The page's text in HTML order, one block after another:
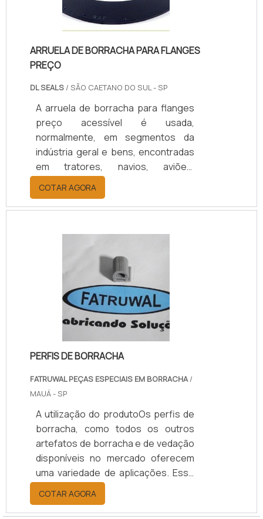
quanto para a produzir palheta de
TVE para bomb.
ARRUELA DE BORRACHA PARA FLANGES
PREÇO
DL SEALS / SÃO CAETANO DO SUL - SP
A arruela de borracha para flanges
preço acessível é usada,
normalmente, em segmentos da
indústria geral e bens, encontradas
em tratores, navios, aviões,
automóveis, entre outros
equipamentos. O produto pode ser
fabricado, além de borracha, em
cortiça, nylon, grafite liso ou
perfurado ou alumínio.DETALHES
FUNDAMENTAIS SOBRE O
PRODUTOO produto é
confeccionado com a função de se
adaptar perfeitamente aos mais
diversos maquinários, .
COTAR AGORA
PERFIS DE BORRACHA
FATRUWAL PEÇAS ESPECIAIS EM BORRACHA/
MAUÁ - SP
A utilização do produtoOs perfis de
borracha, como todos os outros
artefatos de borracha e de vedação
disponíveis no mercado oferecem
uma variedade de aplicações. Esse
tipo de item serve como base para a
composição de muitos produtos dos
COTAR AGORA